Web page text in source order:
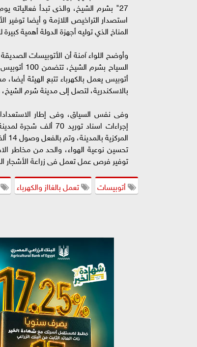
استصدار التراخيص اللازمة و أيضا توفير
المناخ الذي توليه أجهزة الدولة أهمية
وأوضح اللواء آمنة أن الأتوبيسات
بالاسكندرية، لتصل إلى مدينة شرم الشيخ،
تحسين نوعية الهواء، والحد من مخاطر
توفير فرص عمل تعمل فى زراعة الأشجار
أتوبيسات
تعمل بالغااز والكهرباء